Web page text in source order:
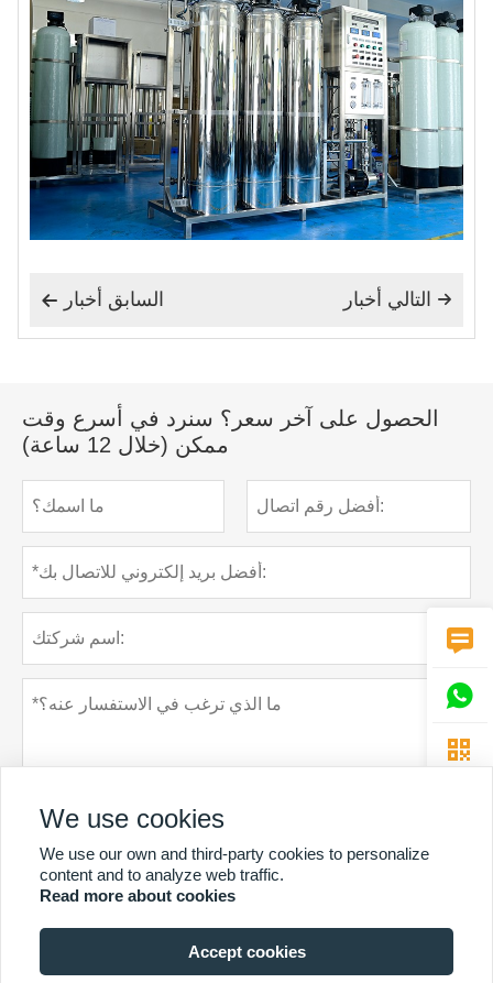
 السابق أخبار  التالي أخبار
الحصول على آخر سعر؟ سنرد في أسرع وقت
ممكن (خلال 12 ساعة)
تقدم سياسة خاصة



We use cookies
We use our own and third-party cookies to personalize
content and to analyze web traffic.
Read more about cookies
Accept cookies